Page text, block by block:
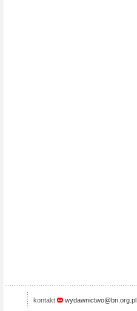
kontakt wydawnictwo@bn.org.pl